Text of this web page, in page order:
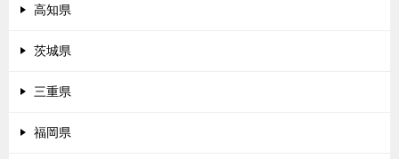
高知県
茨城県
三重県
福岡県